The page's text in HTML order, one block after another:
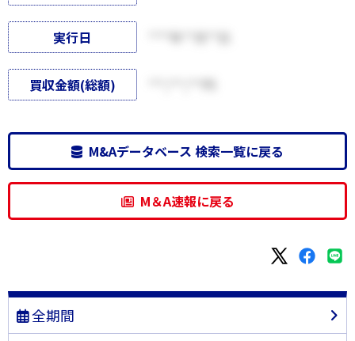
実行日
買収金額(総額)
M&Aデータベース 検索一覧に戻る
M＆A速報に戻る
全期間